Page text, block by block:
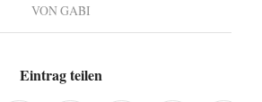
VONGABI
Eintrag teilen